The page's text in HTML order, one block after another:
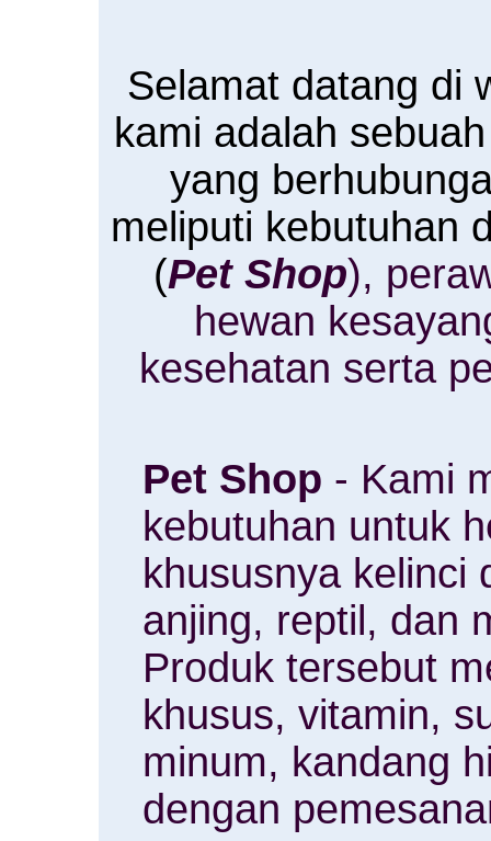
Selamat datang di
kami adalah
yang
meliputi kebutuhan
(Pet Shop),
hewan
kesehatan serta
Pet Shop - Kami
kebutuhan untuk
khususnya kelinci
anjing, reptil, dan
Produk tersebut
khusus, vitamin,
minum, kandang
dengan